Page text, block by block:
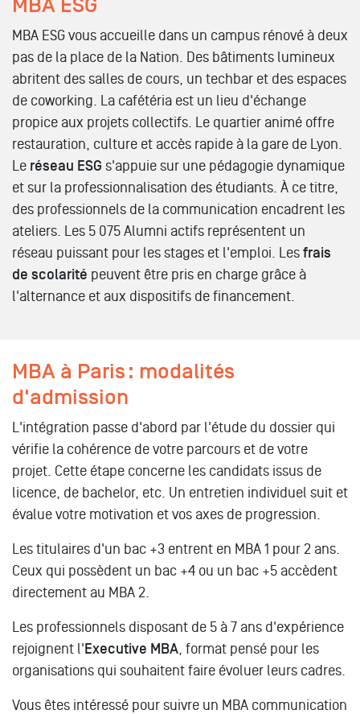
MBA ESG vous accueille dans un campus rénové à deux
pas de la place de la Nation. Des bâtiments lumineux
abritent des salles de cours, un techbar et des espaces
de coworking. La cafétéria est un lieu d'échange
propice aux projets collectifs. Le quartier animé offre
restauration, culture et accès rapide à la gare de Lyon.
Le réseau ESG s'appuie sur une pédagogie dynamique
et sur la professionnalisation des étudiants. À ce titre,
des professionnels de la communication encadrent les
ateliers. Les 5 075 Alumni actifs représentent un
réseau puissant pour les stages et l'emploi. Les frais
de scolarité peuvent être pris en charge grâce à
l'alternance et aux dispositifs de financement.
MBA à Paris : modalités
d'admission
L'intégration passe d'abord par l'étude du dossier qui
vérifie la cohérence de votre parcours et de votre
projet. Cette étape concerne les candidats issus de
licence, de bachelor, etc. Un entretien individuel suit et
évalue votre motivation et vos axes de progression.
Les titulaires d'un bac +3 entrent en MBA 1 pour 2 ans.
Ceux qui possèdent un bac +4 ou un bac +5 accèdent
directement au MBA 2.
Les professionnels disposant de 5 à 7 ans d'expérience
rejoignent l'Executive MBA , format pensé pour les
organisations qui souhaitent faire évoluer leurs cadres.
Vous êtes intéressé pour suivre un MBA communication